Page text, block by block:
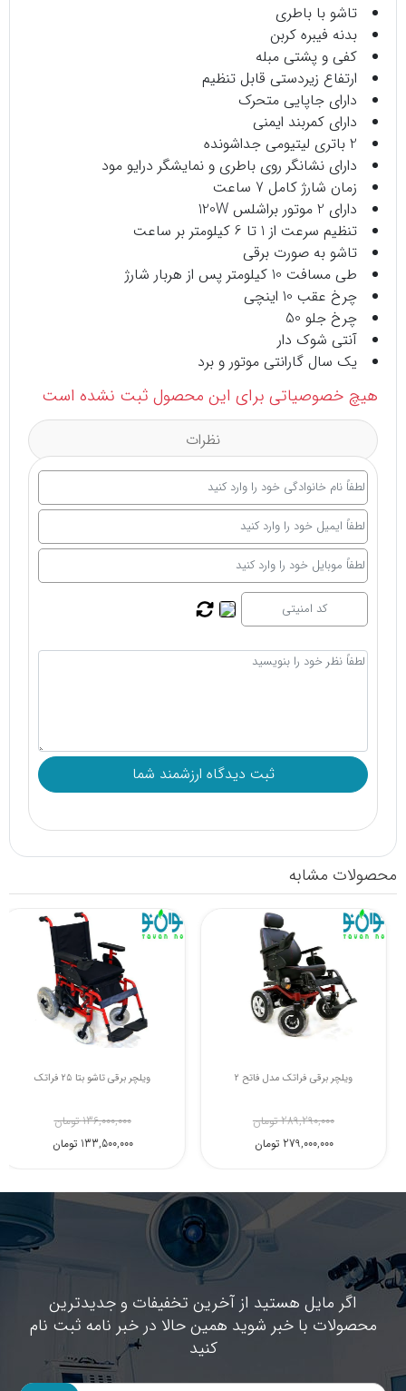
تاشو با باطری
بدنه فیبره کربن
کفی و پشتی مبله
ارتفاع زیردستی قابل تنظیم
دارای جاپایی متحرک
دارای کمربند ایمنی
2 باتری لیتیومی جداشونده
دارای نشانگر روی باطری و نمایشگر درایو مود
زمان شارژ کامل 7 ساعت
دارای 2 موتور براشلس 120W
تنظیم سرعت از 1 تا 6 کیلومتر بر ساعت
تاشو به صورت برقی
طی مسافت 10 کیلومتر پس از هربار شارژ
چرخ عقب 10 اینچی
چرخ جلو 50
آنتی شوک دار
یک سال گارانتی موتور و برد
هیچ خصوصیاتی برای این محصول ثبت نشده است
نظرات
محصولات مشابه
ویلچر برقی فراتک مدل فاتح 2
289,290,000 تومان
279,000,000 تومان
ویلچر برقی تاشو فراتک مدل گاما XL45
189,000,000 تومان
182,300,000 تومان
اگر مایل هستید از آخرین تخفیفات و جدیدترین
محصولات با خبر شوید همین حالا در خبر نامه ثبت نام
کنید